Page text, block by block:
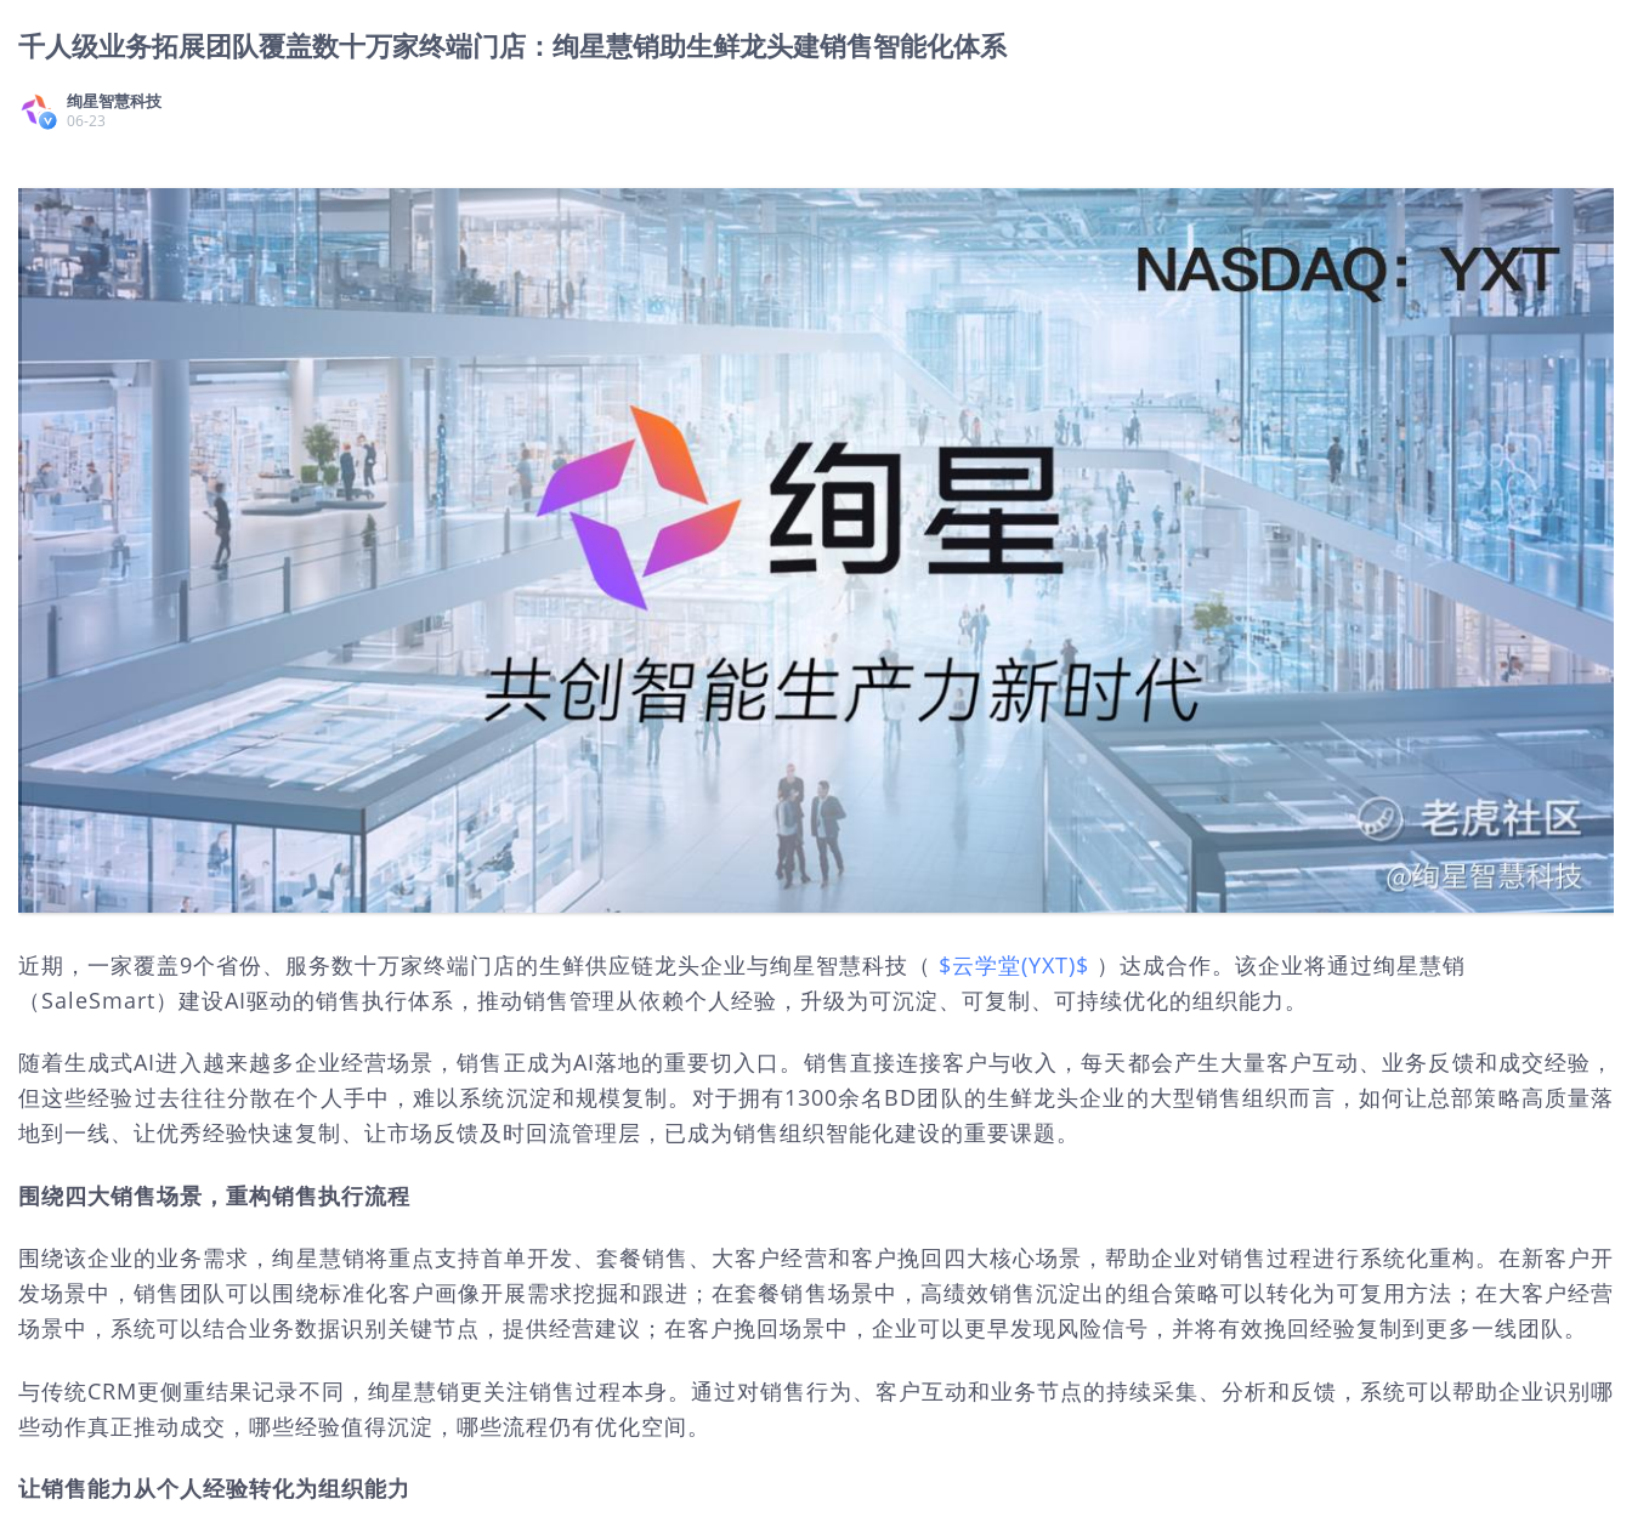
千人级业务拓展团队覆盖数十万家终端门店：绚星慧销助生鲜龙头建销售智能化体系
绚星智慧科技
06-23
近期，一家覆盖9个省份、服务数十万家终端门店的生鲜供应链龙头企业与绚星智慧科技（ $云学堂(YXT)$ ）达成合作。该企业将通过绚星慧销
（SaleSmart）建设AI驱动的销售执行体系，推动销售管理从依赖个人经验，升级为可沉淀、可复制、可持续优化的组织能力。
随着生成式AI进入越来越多企业经营场景，销售正成为AI落地的重要切入口。销售直接连接客户与收入，每天都会产生大量客户互动、业务反馈和成交经验，
但这些经验过去往往分散在个人手中，难以系统沉淀和规模复制。对于拥有1300余名BD团队的生鲜龙头企业的大型销售组织而言，如何让总部策略高质量落
地到一线、让优秀经验快速复制、让市场反馈及时回流管理层，已成为销售组织智能化建设的重要课题。
围绕四大销售场景，重构销售执行流程
围绕该企业的业务需求，绚星慧销将重点支持首单开发、套餐销售、大客户经营和客户挽回四大核心场景，帮助企业对销售过程进行系统化重构。在新客户开
发场景中，销售团队可以围绕标准化客户画像开展需求挖掘和跟进；在套餐销售场景中，高绩效销售沉淀出的组合策略可以转化为可复用方法；在大客户经营
场景中，系统可以结合业务数据识别关键节点，提供经营建议；在客户挽回场景中，企业可以更早发现风险信号，并将有效挽回经验复制到更多一线团队。
与传统CRM更侧重结果记录不同，绚星慧销更关注销售过程本身。通过对销售行为、客户互动和业务节点的持续采集、分析和反馈，系统可以帮助企业识别哪
些动作真正推动成交，哪些经验值得沉淀，哪些流程仍有优化空间。
让销售能力从个人经验转化为组织能力